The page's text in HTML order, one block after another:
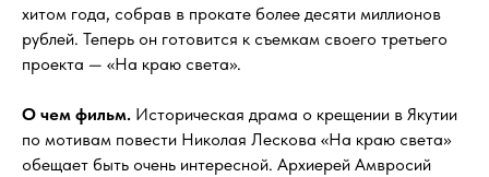
хитом года, собрав в прокате более десяти миллионов
рублей. Теперь он готовится к съемкам своего третьего
проекта — «На краю света».
О чем фильм. Историческая драма о крещении в Якутии
по мотивам повести Николая Лескова «На краю света»
обещает быть очень интересной. Архиерей Амвросий